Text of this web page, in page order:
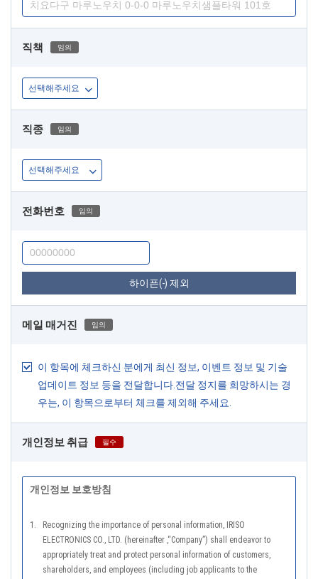
직책 임의
직종 임의
전화번호 임의
하이픈(-) 제외
메일 매거진 임의
이 항목에 체크하신 분에게 최신 정보, 이벤트 정보 및 기술
업데이트 정보 등을 전달합니다.전달 정지를 희망하시는 경
우는, 이 항목으로부터 체크를 제외해 주세요.
개인정보 취급 필수
개인정보 보호방침
1.
Recognizing the importance of personal information, IRISO
ELECTRONICS CO., LTD. (hereinafter ,“Company”) shall endeavor to
appropriately treat and protect personal information of customers,
shareholders, and employees (including job applicants to the